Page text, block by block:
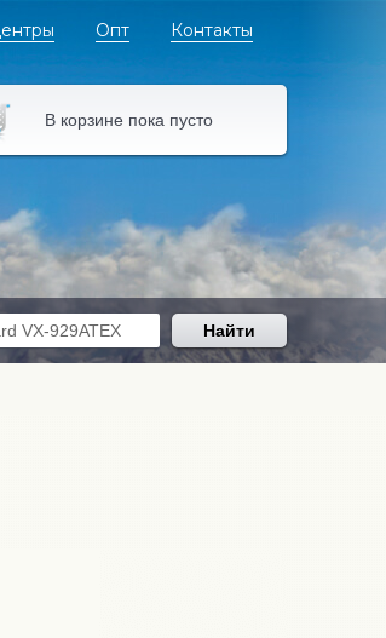
Опт Контакты
В корзине пока пусто
Найти